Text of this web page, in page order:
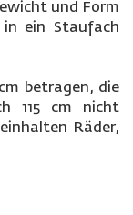
und Form
in ein Staufach
betragen, die
115 cm nicht
Räder,